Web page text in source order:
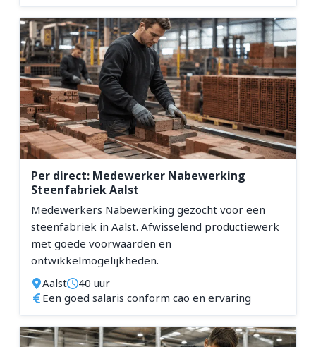
Per direct: Medewerker Nabewerking
Steenfabriek Aalst
Medewerkers Nabewerking gezocht voor een
steenfabriek in Aalst. Afwisselend productiewerk
met goede voorwaarden en
ontwikkelmogelijkheden.
Aalst
40 uur
Een goed salaris conform cao en ervaring